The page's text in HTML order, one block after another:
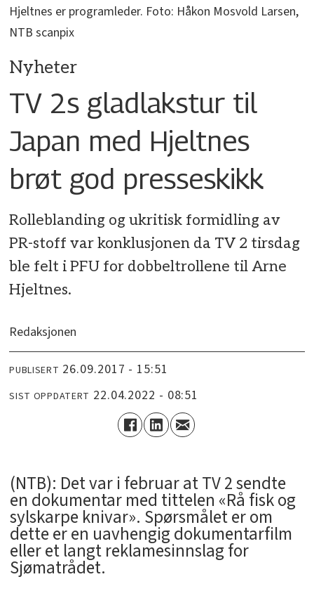
Hjeltnes er programleder. Foto: Håkon Mosvold Larsen,
NTB scanpix
Nyheter
TV 2s gladlakstur til
Japan med Hjeltnes
brøt god presseskikk
Rolleblanding og ukritisk formidling av
PR-stoff var konklusjonen da TV 2 tirsdag
ble felt i PFU for dobbeltrollene til Arne
Hjeltnes.
Redaksjonen
PUBLISERT 26.09.2017 - 15:51
SIST OPPDATERT 22.04.2022 - 08:51
(NTB): Det var i februar at TV 2 sendte
en dokumentar med tittelen «Rå fisk og
sylskarpe knivar». Spørsmålet er om
dette er en uavhengig dokumentarfilm
eller et langt reklamesinnslag for
Sjømatrådet.